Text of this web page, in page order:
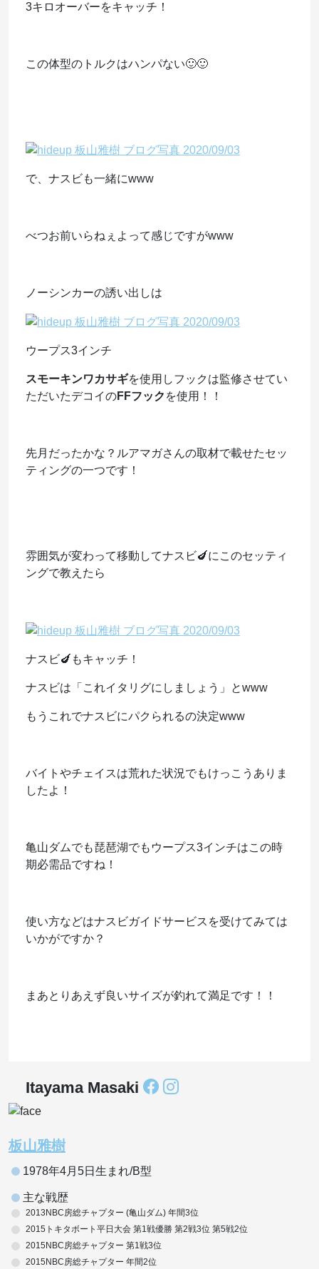
3キロオーバーをキャッチ！
この体型のトルクはハンパない🙂🙂
で、ナスビも一緒にwww
べつお前いらねぇよって感じですがwww
ノーシンカーの誘い出しは
ウープス3インチ
スモーキンワカサギを使用しフックは監修させてい
ただいたデコイのFFフック を使用！！
先月だったかな？ルアマガさんの取材で載せたセッ
ティングの一つです！
雰囲気が変わって移動してナスビ🍆にこのセッティ
ングで教えたら
ナスビ🍆もキャッチ！
ナスビは「これイタリグにしましょう」とwww
もうこれでナスビにパクられるの決定www
バイトやチェイスは荒れた状況でもけっこうありま
したよ！
亀山ダムでも琵琶湖でもウープス3インチはこの時
期必需品ですね！
使い方などはナスビガイドサービスを受けてみては
いかがですか？
まあとりあえず良いサイズが釣れて満足です！！
Itayama Masaki
板山雅樹
1978年4月5日生まれ/B型
主な戦歴
2013NBC房総チャプター (亀山ダム) 年間3位
2015トキタボート平日大会 第1戦優勝 第2戦3位 第5戦2位
2015NBC房総チャプター 第1戦3位
2015NBC房総チャプター 年間2位